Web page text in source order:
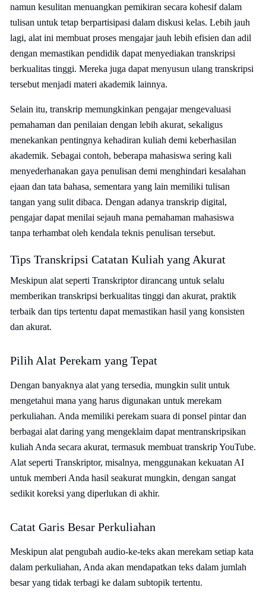
namun kesulitan menuangkan pemikiran secara kohesif dalam
tulisan untuk tetap berpartisipasi dalam diskusi kelas. Lebih jauh
lagi, alat ini membuat proses mengajar jauh lebih efisien dan adil
dengan memastikan pendidik dapat menyediakan transkripsi
berkualitas tinggi. Mereka juga dapat menyusun ulang transkripsi
tersebut menjadi materi akademik lainnya.
Selain itu, transkrip memungkinkan pengajar mengevaluasi
pemahaman dan penilaian dengan lebih akurat, sekaligus
menekankan pentingnya kehadiran kuliah demi keberhasilan
akademik. Sebagai contoh, beberapa mahasiswa sering kali
menyederhanakan gaya penulisan demi menghindari kesalahan
ejaan dan tata bahasa, sementara yang lain memiliki tulisan
tangan yang sulit dibaca. Dengan adanya transkrip digital,
pengajar dapat menilai sejauh mana pemahaman mahasiswa
tanpa terhambat oleh kendala teknis penulisan tersebut.
Tips Transkripsi Catatan Kuliah yang Akurat
Meskipun alat seperti Transkriptor dirancang untuk selalu
memberikan transkripsi berkualitas tinggi dan akurat, praktik
terbaik dan tips tertentu dapat memastikan hasil yang konsisten
dan akurat.
Pilih Alat Perekam yang Tepat
Dengan banyaknya alat yang tersedia, mungkin sulit untuk
mengetahui mana yang harus digunakan untuk merekam
perkuliahan. Anda memiliki perekam suara di ponsel pintar dan
berbagai alat daring yang mengeklaim dapat mentranskripsikan
kuliah Anda secara akurat, termasuk membuat transkrip YouTube.
Alat seperti Transkriptor, misalnya, menggunakan kekuatan AI
untuk memberi Anda hasil seakurat mungkin, dengan sangat
sedikit koreksi yang diperlukan di akhir.
Catat Garis Besar Perkuliahan
Meskipun alat pengubah audio-ke-teks akan merekam setiap kata
dalam perkuliahan, Anda akan mendapatkan teks dalam jumlah
besar yang tidak terbagi ke dalam subtopik tertentu.